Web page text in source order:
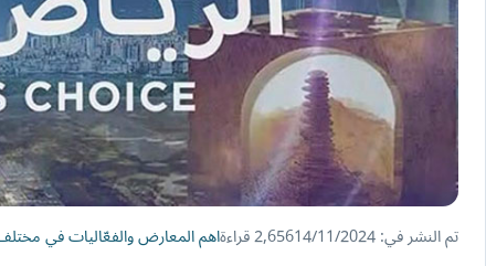
تم النشر في: 14/11/2024 2,656 قراءة اهم المعارض والفعّاليات في